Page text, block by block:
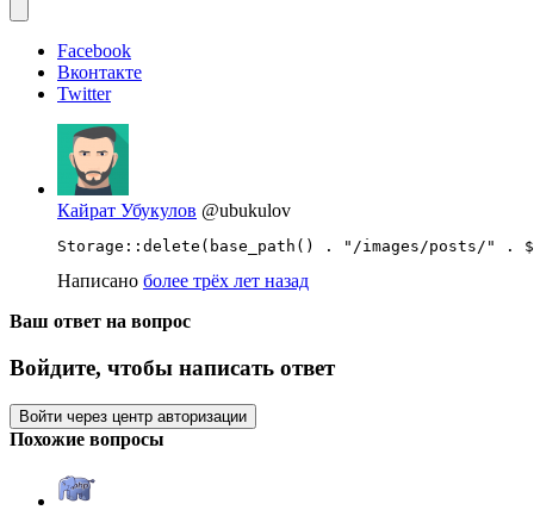
Facebook
Вконтакте
Twitter
Кайрат Убукулов @ubukulov
Storage::delete(base_path() . "/images/posts/" .
Написано более трёх лет назад
Ваш ответ на вопрос
Войдите, чтобы написать ответ
Войти через центр авторизации
Похожие вопросы